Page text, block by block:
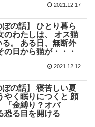
2021.12.17
ぼの話】 ひとり暮ら
のわたしは、 オス猫
る。 ある日、無断外
の日から猫が・・・
2021.12.12
ぼの話】 寝苦しい夏
やく眠りにつくと 顔
「金縛り？オバ
恐る目を開ける